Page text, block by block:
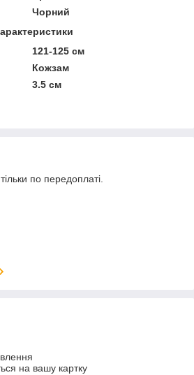
Чорний
121-125 см
Кожзам
3.5 см
по передоплаті.
на вашу картку